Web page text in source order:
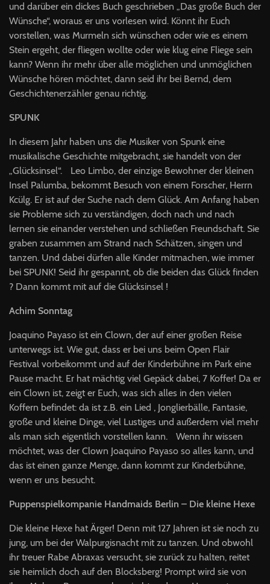
und darüber ein dickes Buch geschrieben „Das große Buch der
Wünsche“, woraus er uns vorlesen wird. Könnt ihr Euch
vorstellen, was Murmeln sich wünschen oder wie es einem
Stein ergeht, der fliegen wollte oder wie klug eine Fliege sein
kann? Wenn ihr mehr über alle möglichen und unmöglichen
Wünsche hören möchtet, dann seid ihr bei Bernd, dem
Geschichtenerzähler genau richtig.
SPUNK
In diesem Jahr haben uns die Musiker von Spunk eine
musikalische Geschichte mitgebracht, sie handelt von der
„Glücksinsel“. Leo Limbo, der einzige Bewohner der kleinen
Insel Palumba, bekommt Besuch von einem Forscher, Herrn
Kcülg. Er ist auf der Suche nach dem Glück. Am Anfang haben
sie Probleme sich zu verständigen, doch nach und nach
lernen sie einander verstehen und schließen Freundschaft. Sie
graben zusammen am Strand nach Schätzen, singen und
tanzen. Und dabei dürfen alle Kinder mitmachen, wie immer
bei SPUNK! Seid ihr gespannt, ob die beiden das Glück finden
? Dann kommt mit auf die Glücksinsel !
Achim Sonntag
Joaquino Payaso ist ein Clown, der auf einer großen Reise
unterwegs ist. Wie gut, dass er bei uns beim Open Flair
Festival vorbeikommt und auf der Kinderbühne im Park eine
Pause macht. Er hat mächtig viel Gepäck dabei, 7 Koffer! Da er
ein Clown ist, zeigt er Euch, was sich alles in den vielen
Koffern befindet: da ist z.B. ein Lied , Jonglierbälle, Fantasie,
große und kleine Dinge, viel Lustiges und außerdem viel mehr
als man sich eigentlich vorstellen kann. Wenn ihr wissen
möchtet, was der Clown Joaquino Payaso so alles kann, und
das ist einen ganze Menge, dann kommt zur Kinderbühne,
wenn er uns besucht.
Puppenspielkompanie Handmaids Berlin – Die kleine Hexe
Die kleine Hexe hat Ärger! Denn mit 127 Jahren ist sie noch zu
jung, um bei der Walpurgisnacht mit zu tanzen. Und obwohl
ihr treuer Rabe Abraxas versucht, sie zurück zu halten, reitet
sie heimlich doch auf den Blocksberg! Prompt wird sie von